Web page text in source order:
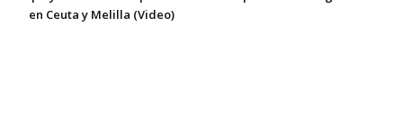
en Ceuta y Melilla (Video)